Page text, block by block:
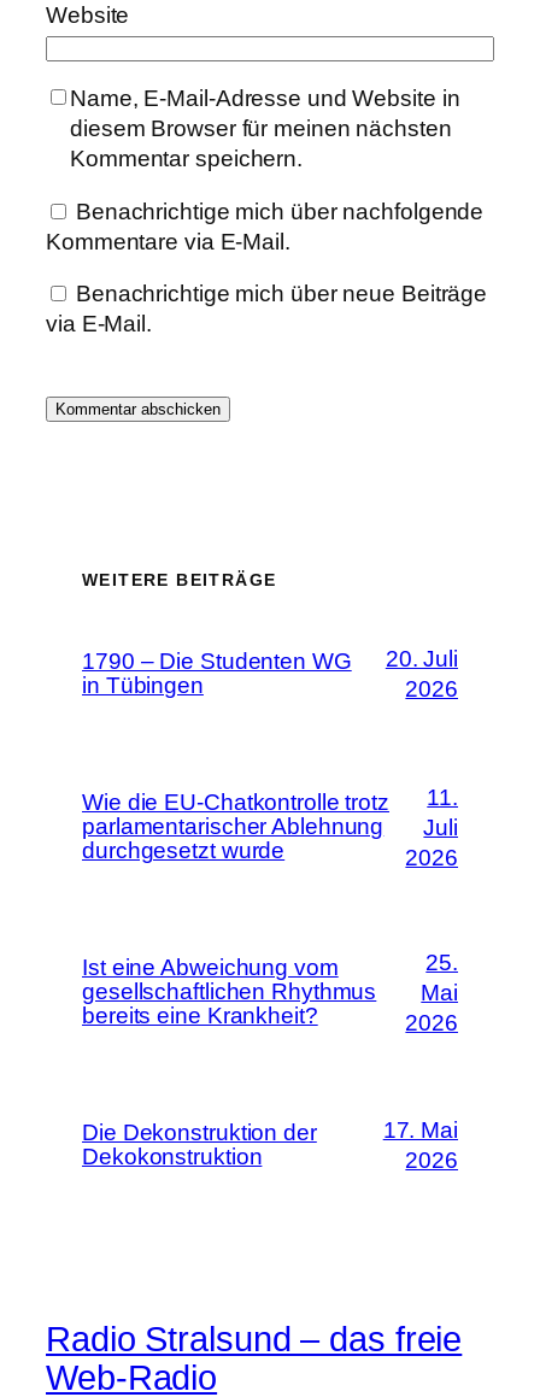
Website
Name, E-Mail-Adresse und Website in
diesem Browser für meinen nächsten
Kommentar speichern.
Benachrichtige mich über nachfolgende
Kommentare via E-Mail.
Benachrichtige mich über neue Beiträge
via E-Mail.
WEITERE BEITRÄGE
1790 – Die Studenten WG
in Tübingen
20. Juli
2026
Wie die EU-Chatkontrolle trotz
parlamentarischer Ablehnung
durchgesetzt wurde
11.
Juli
2026
Ist eine Abweichung vom
gesellschaftlichen Rhythmus
bereits eine Krankheit?
25.
Mai
2026
Die Dekonstruktion der
Dekokonstruktion
17. Mai
2026
Radio Stralsund – das freie
Web-Radio